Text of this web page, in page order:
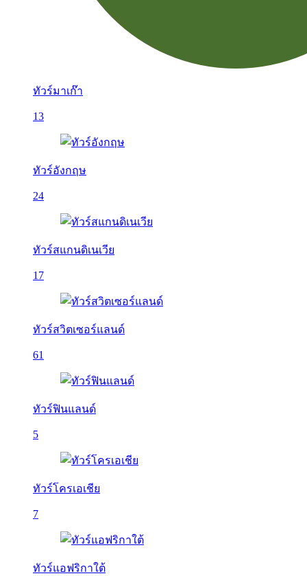
ทัวร์มาเก๊า
13
ทัวร์อังกฤษ
24
ทัวร์สแกนดิเนเวีย
17
ทัวร์สวิตเซอร์แลนด์
61
ทัวร์ฟินแลนด์
5
ทัวร์โครเอเชีย
7
ทัวร์แอฟริกาใต้